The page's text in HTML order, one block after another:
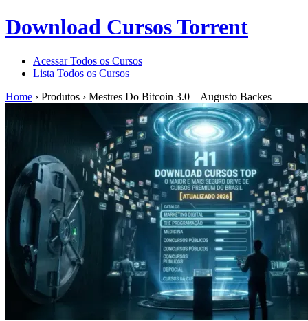
Download Cursos Torrent
Acessar Todos os Cursos
Lista Todos os Cursos
Home › Produtos › Mestres Do Bitcoin 3.0 – Augusto Backes